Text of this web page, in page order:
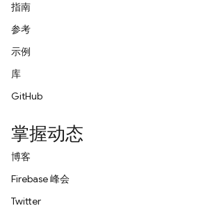
指南
参考
示例
库
GitHub
掌握动态
博客
Firebase 峰会
Twitter